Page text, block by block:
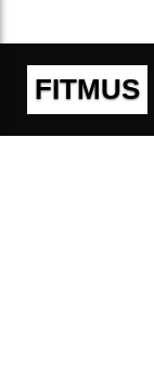
FITMUS